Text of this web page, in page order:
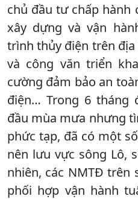
chủ đầu tư chấp hành
xây dựng và vận
trình thủy điện trên địa
và công văn triển
cường đảm bảo an
điện… Trong 6 tháng
đầu mùa mưa nhưng
phức tạp, đã có một
nên lưu vực sông Lô,
nhiên, các NMTĐ trên
phối hợp vận hành